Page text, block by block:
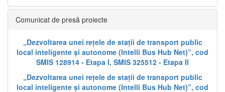
Comunicat de presă proiecte
„Dezvoltarea unei rețele de stații de transport public
local inteligente și autonome (Intelli Bus Hub Net)”, cod
SMIS 128914 - Etapa I, SMIS 325512 - Etapa II
„Dezvoltarea unei rețele de stații de transport public
local inteligente și autonome (Intelli Bus Hub Net)”, cod